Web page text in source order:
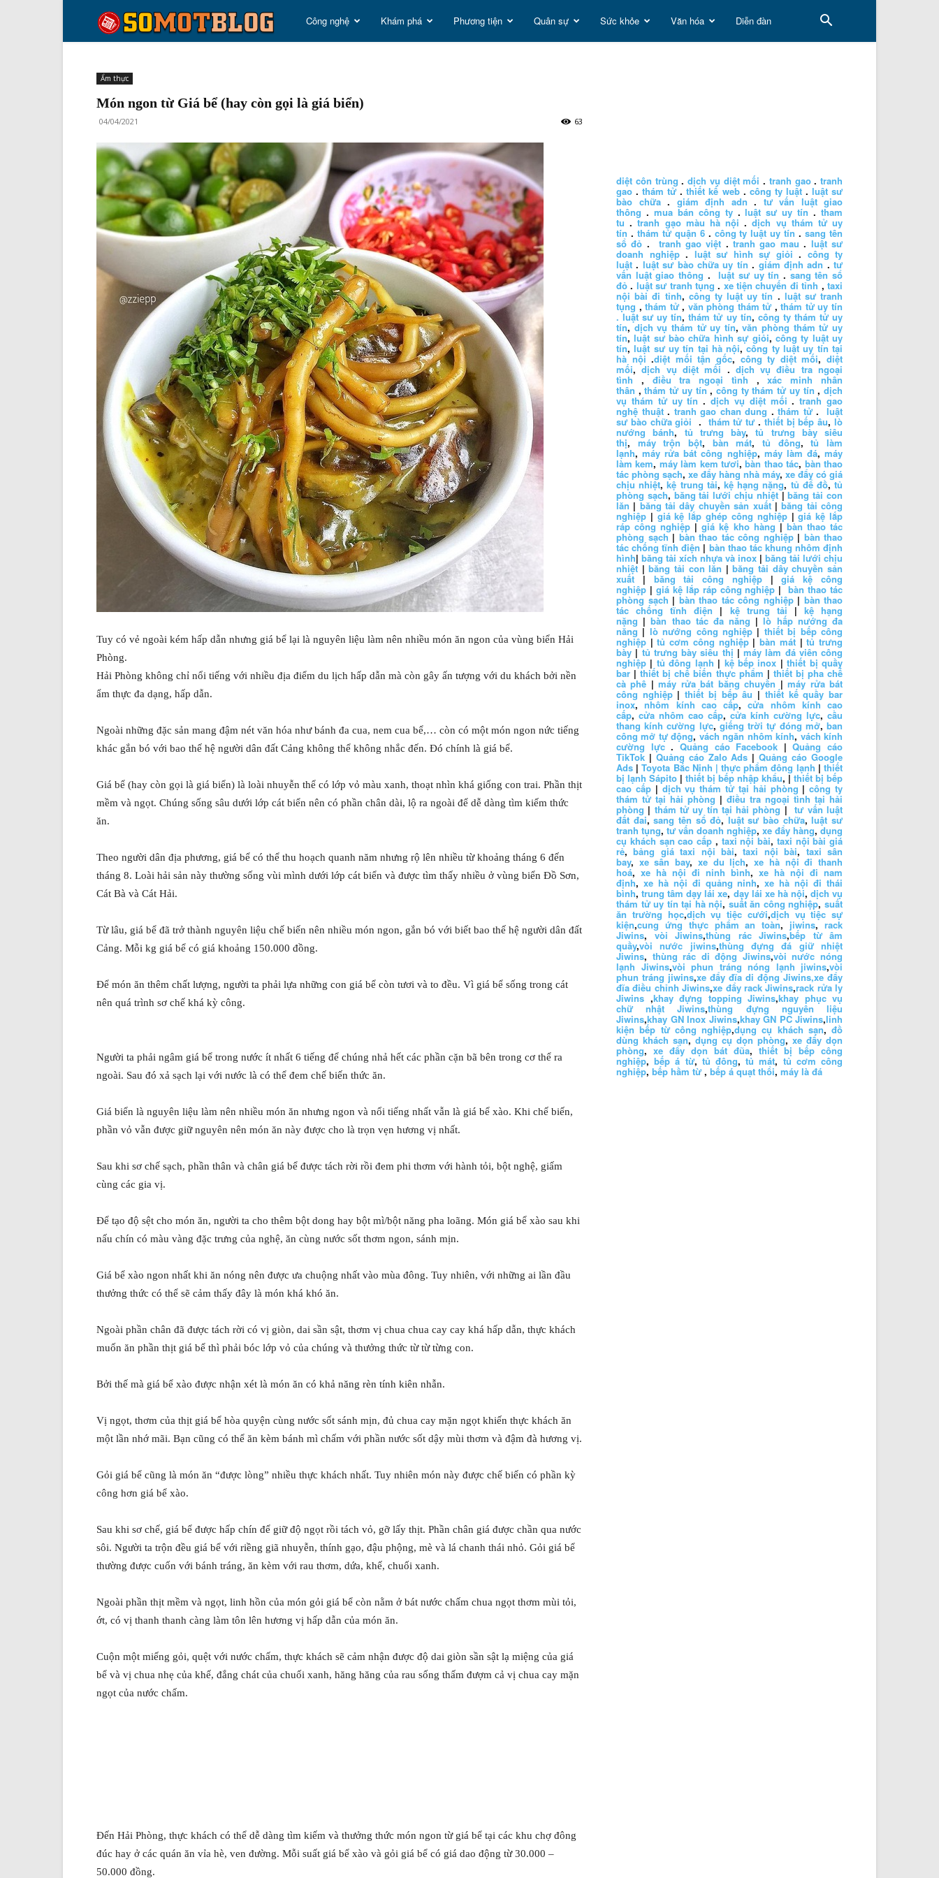
so
blog
Công nghệ Khám phá Phương tiện Quân sự Sức khỏe Văn hóa Diễn đàn
Ẩm thực
Món ngon từ Giá bể (hay còn gọi là giá biển)
04/04/2021 63
Tuy có vẻ ngoài kém hấp dẫn nhưng giá bể lại là nguyên liệu làm nên nhiều món ăn ngon của vùng biển Hải
Phòng.
Hải Phòng không chỉ nổi tiếng với nhiều địa điểm du lịch hấp dẫn mà còn gây ấn tượng với du khách bởi nền
ẩm thực đa dạng, hấp dẫn.
Ngoài những đặc sản mang đậm nét văn hóa như bánh đa cua, nem cua bể,… còn có một món ngon nức tiếng
khác gắn bó với bao thế hệ người dân đất Cảng không thể không nhắc đến. Đó chính là giá bể.
Giá bể (hay còn gọi là giá biển) là loài nhuyễn thể có lớp vỏ màu xanh, thoạt nhìn khá giống con trai. Phần thịt
mềm và ngọt. Chúng sống sâu dưới lớp cát biển nên có phần chân dài, lộ ra ngoài để dễ dàng tìm kiếm thức
ăn.
Theo người dân địa phương, giá bể có thể thu hoạch quanh năm nhưng rộ lên nhiều từ khoảng tháng 6 đến
tháng 8. Loài hải sản này thường sống vùi mình dưới lớp cát biển và được tìm thấy nhiều ở vùng biển Đồ Sơn,
Cát Bà và Cát Hải.
Từ lâu, giá bể đã trở thành nguyên liệu chế biến nên nhiều món ngon, gắn bó với biết bao thế hệ người dân đất
Cảng. Mỗi kg giá bể có giá khoảng 150.000 đồng.
Để món ăn thêm chất lượng, người ta phải lựa những con giá bể còn tươi và to đều. Vì giá bể sống trong cát
nên quá trình sơ chế khá kỳ công.
Người ta phải ngâm giá bể trong nước ít nhất 6 tiếng để chúng nhả hết các phần cặn bã bên trong cơ thể ra
ngoài. Sau đó xả sạch lại với nước là có thể đem chế biến thức ăn.
Giá biển là nguyên liệu làm nên nhiều món ăn nhưng ngon và nổi tiếng nhất vẫn là giá bể xào. Khi chế biến,
phần vỏ vẫn được giữ nguyên nên món ăn này được cho là trọn vẹn hương vị nhất.
Sau khi sơ chế sạch, phần thân và chân giá bể được tách rời rồi đem phi thơm với hành tỏi, bột nghệ, giấm
cùng các gia vị.
Để tạo độ sệt cho món ăn, người ta cho thêm bột dong hay bột mì/bột năng pha loãng. Món giá bể xào sau khi
nấu chín có màu vàng đặc trưng của nghệ, ăn cùng nước sốt thơm ngon, sánh mịn.
Giá bể xào ngon nhất khi ăn nóng nên được ưa chuộng nhất vào mùa đông. Tuy nhiên, với những ai lần đầu
thưởng thức có thể sẽ cảm thấy đây là món khá khó ăn.
Ngoài phần chân đã được tách rời có vị giòn, dai sần sật, thơm vị chua chua cay cay khá hấp dẫn, thực khách
muốn ăn phần thịt giá bể thì phải bóc lớp vỏ của chúng và thưởng thức từ từ từng con.
Bởi thế mà giá bể xào được nhận xét là món ăn có khả năng rèn tính kiên nhẫn.
Vị ngọt, thơm của thịt giá bể hòa quyện cùng nước sốt sánh mịn, đủ chua cay mặn ngọt khiến thực khách ăn
một lần nhớ mãi. Bạn cũng có thể ăn kèm bánh mì chấm với phần nước sốt dậy mùi thơm và đậm đà hương vị.
Gỏi giá bể cũng là món ăn “được lòng” nhiều thực khách nhất. Tuy nhiên món này được chế biến có phần kỳ
công hơn giá bể xào.
Sau khi sơ chế, giá bể được hấp chín để giữ độ ngọt rồi tách vỏ, gỡ lấy thịt. Phần chân giá được chần qua nước
sôi. Người ta trộn đều giá bể với riềng giã nhuyễn, thính gạo, đậu phộng, mè và lá chanh thái nhỏ. Gỏi giá bể
thường được cuốn với bánh tráng, ăn kèm với rau thơm, dứa, khế, chuối xanh.
Ngoài phần thịt mềm và ngọt, linh hồn của món gỏi giá bể còn nằm ở bát nước chấm chua ngọt thơm mùi tỏi,
ớt, có vị thanh thanh càng làm tôn lên hương vị hấp dẫn của món ăn.
Cuộn một miếng gỏi, quệt với nước chấm, thực khách sẽ cảm nhận được độ dai giòn sần sật lạ miệng của giá
bể và vị chua nhẹ của khế, đắng chát của chuối xanh, hăng hăng của rau sống thấm đượm cả vị chua cay mặn
ngọt của nước chấm.
Đến Hải Phòng, thực khách có thể dễ dàng tìm kiếm và thưởng thức món ngon từ giá bể tại các khu chợ đông
đúc hay ở các quán ăn vỉa hè, ven đường. Mỗi suất giá bể xào và gỏi giá bể có giá dao động từ 30.000 –
50.000 đồng.
diệt côn trùng . dịch vụ diệt mối . tranh gao. tranh
gao .thám tử.thiết kế web. công ty luật.luật sư
bào chữa. giám định adn . tư vấn luật giao
thông . mua bán công ty.luật sư uy tín .tham
tu .tranh gạo màu hà nội .dịch vụ thám tử uy
tín . thám tử quận 6. công ty luật uy tín .sang tên
sổ đỏ . tranh gao việt .tranh gao mau . luật sư
doanh nghiệp. luật sư hình sự giỏi . công ty
luật . luật sư bào chữa uy tín . giám định adn.tư
vấn luật giao thông .luật sư uy tín . sang tên sổ
đỏ . luật sư tranh tụng . xe tiện chuyến đi tỉnh ,taxi
nội bài đi tỉnh, công ty luật uy tín. luật sư tranh
tụng ,thám tử, văn phòng thám tử ,thám tử uy tín
. luật sư uy tín,thám tử uy tín, công ty thám tử uy
tín,dịch vụ thám tử uy tín,văn phòng thám tử uy
tín,luật sư bào chữa hình sự giỏi, công ty luật uy
tín,luật sư uy tín tại hà nội,công ty luật uy tín tại
hà nội.diệt mối tận gốc, công ty diệt mối,diệt
mối,dịch vụ diệt mối . dịch vụ điều tra ngoại
tình , điều tra ngoại tình ,xác minh nhân
thân ,thám tử uy tín,công ty thám tử uy tín ,dịch
vụ thám tử uy tín .dịch vụ diệt mối .tranh gao
nghệ thuật. tranh gao chan dung . thám tử. luật
sư bào chữa giỏi . thám tử tư .thiết bị bếp âu,lò
nướng bánh, tủ trưng bày,tủ trưng bày siêu
thị, máy trộn bột, bàn mát,tủ đông,tủ làm
lạnh,máy rửa bát công nghiệp, máy làm đá,máy
làm kem,máy làm kem tươi,bàn thao tác, bàn thao
tác phòng sạch, xe đẩy hàng nhà máy, xe đẩy có giá
chịu nhiệt,kệ trung tải, kệ hạng nặng, tủ để đồ,tủ
phòng sạch,băng tải lưới chịu nhiệt|băng tải con
lăn |băng tải dây chuyền sản xuất|băng tải công
nghiệp |giá kệ lắp ghép công nghiệp|giá kệ lắp
ráp công nghiệp |giá kệ kho hàng | bàn thao tác
phòng sạch| bàn thao tác công nghiệp| bàn thao
tác chống tĩnh điện | bàn thao tác khung nhôm định
hình| băng tải xích nhựa và inox | băng tải lưới chịu
nhiệt |băng tải con lăn |băng tải dây chuyền sản
xuất | băng tải công nghiệp|giá kệ công
nghiệp | giá kệ lắp ráp công nghiệp |bàn thao tác
phòng sạch | bàn thao tác công nghiệp| bàn thao
tác chống tĩnh điện | kệ trung tải| kệ hạng
nặng |bàn thao tác đa năng |lò hấp nướng đa
năng | lò nướng công nghiệp | thiết bị bếp công
nghiệp |tủ cơm công nghiệp|bàn mát|tủ trưng
bày |tủ trưng bày siêu thị |máy làm đá viên công
nghiệp | tủ đông lạnh | kệ bếp inox |thiết bị quầy
bar |thiết bị chế biến thực phẩm | thiết bị pha chế
cà phê |máy rửa bát băng chuyền |máy rửa bát
công nghiệp|thiết bị bếp âu |thiết kế quầy bar
inox,nhôm kính cao cấp,cửa nhôm kính cao
cấp, cửa nhôm cao cấp, cửa kính cường lực, cầu
thang kính cường lực,giếng trời tự đóng mở,ban
công mở tự động, vách ngăn nhôm kính,vách kính
cường lực.Quảng cáo Facebook |Quảng cáo
TikTok | Quảng cáo Zalo Ads |Quảng cáo Google
Ads |Toyota Bắc Ninh | thực phẩm đông lạnh |thiết
bị lạnh Sápito | thiết bị bếp nhập khẩu, |thiết bị bếp
cao cấp|dịch vụ thám tử tại hải phòng |công ty
thám tử tại hải phòng | điều tra ngoại tình tại hải
phòng | thám tử uy tín tại hải phòng |tư vấn luật
đất đai,sang tên sổ đỏ,luật sư bào chữa,luật sư
tranh tụng, tư vấn doanh nghiệp, xe đẩy hàng, dụng
cụ khách sạn cao cấp , taxi nội bài, taxi nội bài giá
rẻ,bảng giá taxi nội bài,taxi nội bài,taxi sân
bay, xe sân bay, xe du lịch,xe hà nội đi thanh
hoá, xe hà nội đi ninh bình, xe hà nội đi nam
định, xe hà nội đi quảng ninh,xe hà nội đi thái
bình,trung tâm dạy lái xe,dạy lái xe hà nội, dịch vụ
thám tử uy tín tại hà nội, suất ăn công nghiệp,suất
ăn trường học,dịch vụ tiệc cưới,dịch vụ tiệc sự
kiện,cung ứng thực phẩm an toàn, jiwins,rack
Jiwins,vòi Jiwins,thùng rác Jiwins,bếp từ âm
quầy,vòi nước jiwins,thùng đựng đá giữ nhiệt
Jiwins, thùng rác di động Jiwins,vòi nước nóng
lạnh Jiwins,vòi phun tráng nóng lạnh jiwins,vòi
phun tráng jiwins,xe đẩy đĩa di động Jiwins,xe đẩy
đĩa điều chỉnh Jiwins,xe đẩy rack Jiwins,rack rửa ly
Jiwins ,khay đựng topping Jiwins,khay phục vụ
chữ nhật Jiwins,thùng đựng nguyên liệu
Jiwins,khay GN Inox Jiwins,khay GN PC Jiwins,linh
kiện bếp từ công nghiệp,dụng cụ khách sạn, đồ
dùng khách sạn,dụng cụ dọn phòng, xe đẩy dọn
phòng, xe đẩy dọn bát đũa,thiết bị bếp công
nghiệp,bếp á từ,tủ đông,tủ mát, tủ cơm công
nghiệp, bếp hầm từ , bếp á quạt thổi, máy là đá